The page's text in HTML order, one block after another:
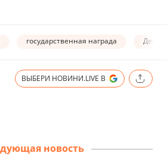
государственная награда День
ВЫБЕРИ НОВИНИ.LIVE В
новость